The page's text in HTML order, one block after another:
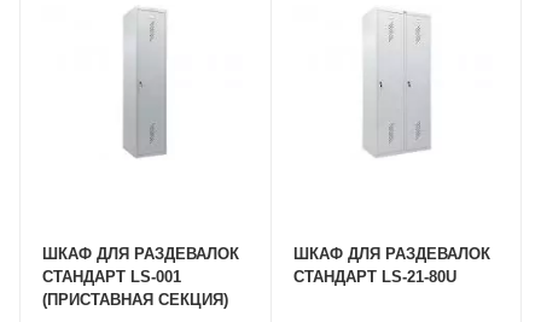
ШКАФ ДЛЯ РАЗДЕВАЛОК
СТАНДАРТ LS-001
(ПРИСТАВНАЯ СЕКЦИЯ)
ШКАФ ДЛЯ РАЗДЕВАЛОК
СТАНДАРТ LS-21-80U